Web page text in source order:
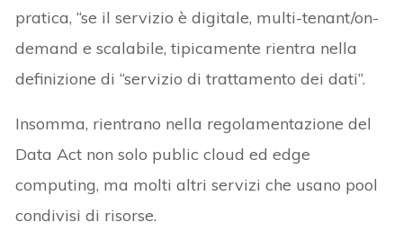
pratica, “se il servizio è digitale, multi-tenant/on-
demand e scalabile, tipicamente rientra nella
definizione di “servizio di trattamento dei dati”.
Insomma, rientrano nella regolamentazione del
Data Act non solo public cloud ed edge
computing, ma molti altri servizi che usano pool
condivisi di risorse.